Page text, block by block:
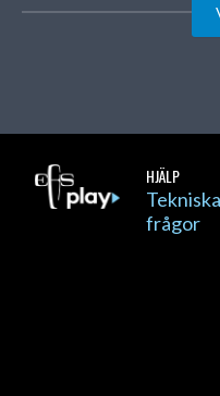
HJÄLP
Tekniska
frågor